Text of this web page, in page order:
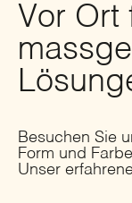
Vor Ort
Besuchen Sie
Form und
Unser